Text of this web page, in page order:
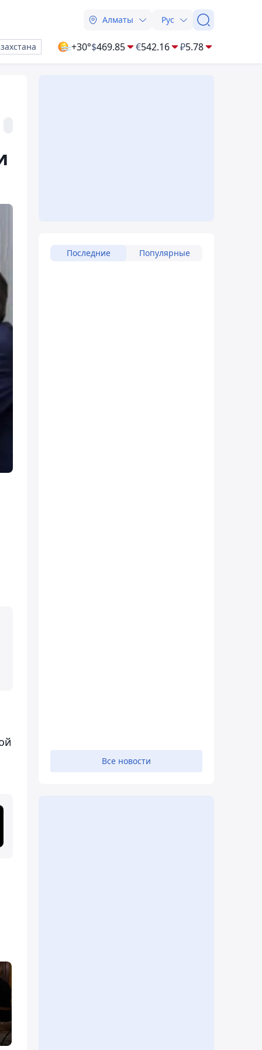
Алматы Рус
+30°$469.85 €542.16 ₽5.78
Последние Популярные
Все новости